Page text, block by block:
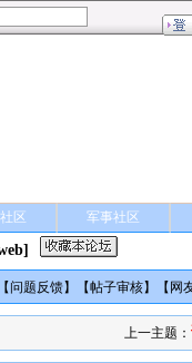
区 军事社区
问题反馈】【帖子审核】【 网
上一主题：